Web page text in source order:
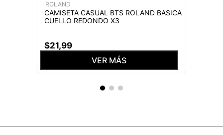
ROLAND
CAMISETA CASUAL BTS ROLAND BASICA
CUELLO REDONDO X3
$21,99
VER MÁS